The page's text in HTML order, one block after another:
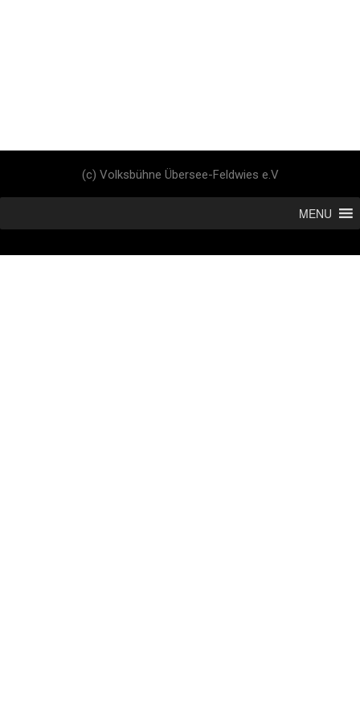
(c) Volksbühne Übersee-Feldwies e.V
MENU